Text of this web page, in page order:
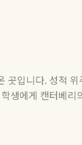
곳입니다. 성적
생에게 캔터베